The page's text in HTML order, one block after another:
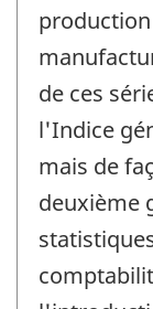
de ces
l'Indice
mais de
deuxième